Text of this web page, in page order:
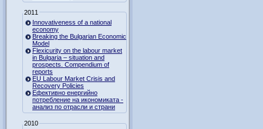
2011
Innovativeness of a national
economy
Breaking the Bulgarian Economic
Model
Flexicurity on the labour market
in Bulgaria – situation and
prospects. Compendium of
reports
EU Labour Market Crisis and
Recovery Policies
Ефективно енергийно
потребление на икономиката -
анализ по отрасли и страни
2010